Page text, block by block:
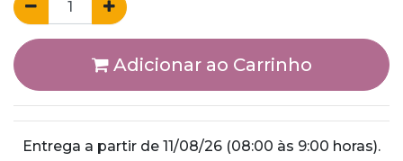
Adicionar ao Carrinho
Entrega a partir de 11/08/26 (08:00 às 9:00 horas).